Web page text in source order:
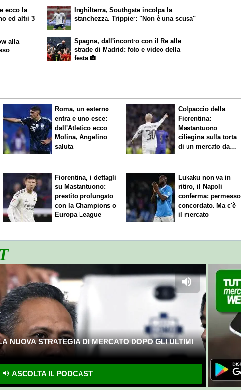
ecco la
ed altri 3
alla
Inghilterra, Southgate incolpa la
stanchezza. Trippier: "Non è una scusa"
Spagna, dall'incontro con il Re alle
strade di Madrid: foto e video della
festa
Roma, un esterno
entra e uno esce:
dall'Atletico ecco
Molina, Angelino
saluta
Colpaccio della
Fiorentina:
Mastantuono
ciliegina sulla torta
di un mercato da
Fiorentina, i dettagli
su Mastantuono:
prestito prolungato
con la Champions o
Europa League
Lukaku non va in
ritiro, il Napoli
conferma: permesso
concordato. Ma c'è
il mercato
NUOVA STRATEGIA DI MERCATO DOPO GLI ULTIMI
ASCOLTA IL PODCAST